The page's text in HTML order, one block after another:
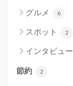
グルメ 6
スポット 2
インタビュー
節約 2